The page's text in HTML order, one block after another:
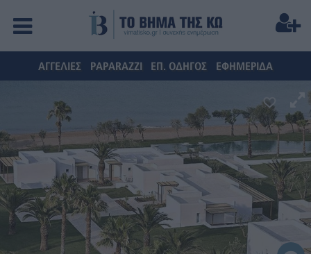
ΑΓΓΕΛΙΕΣ PAPARAZZI ΕΠ. ΟΔΗΓΟΣ ΕΦΗΜΕΡΙΔΑ